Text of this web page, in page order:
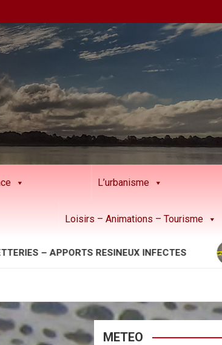
L’urbanisme
Loisirs – Animations – Tourisme
– APPORTS RESINEUX INFECTES
METEO